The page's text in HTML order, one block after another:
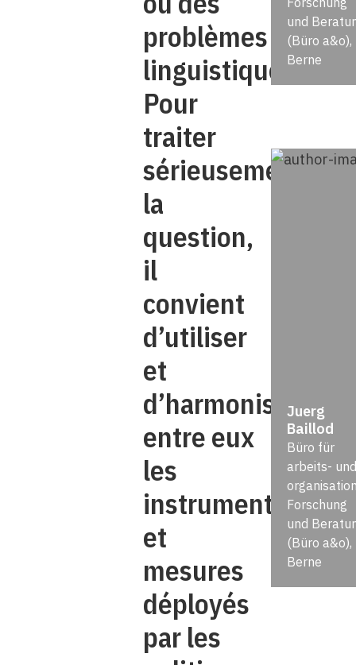
problèmes
linguistiques.
Pour
traiter
sérieusement
la
question,
il
convient
d’utiliser
et
d’harmoniser
entre eux
les
instruments
et
mesures
déployés
par les
und
(Büro a&o),
Berne
Juerg
Baillod
Büro für
arbeits- und
Forschung
und
(Büro a&o),
Berne